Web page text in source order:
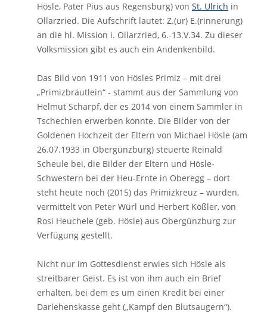
Hösle, Pater Pius aus Regensburg) von St. Ulrich in
Ollarzried. Die Aufschrift lautet: Z.(ur) E.(rinnerung)
an die hl. Mission i. Ollarzried, 6.-13.V.34. Zu dieser
Volksmission gibt es auch ein Andenkenbild.
Das Bild von 1911 von Hösles Primiz – mit drei
„Primizbräutlein“ - stammt aus der Sammlung von
Helmut Scharpf, der es 2014 von einem Sammler in
Tschechien erwerben konnte. Die Bilder von der
Goldenen Hochzeit der Eltern von Michael Hösle (am
26.07.1933 in Obergünzburg) steuerte Reinald
Scheule bei, die Bilder der Eltern und Hösle-
Schwestern bei der Heu-Ernte in Oberegg – dort
steht heute noch (2015) das Primizkreuz – wurden,
vermittelt von Peter Würl und Herbert Kößler, von
Rosi Heuchele (geb. Hösle) aus Obergünzburg zur
Verfügung gestellt.
Nicht nur im Gottesdienst erwies sich Hösle als
streitbarer Geist. Es ist von ihm auch ein Brief
erhalten, bei dem es um einen Kredit bei einer
Darlehenskasse geht („Kampf den Blutsaugern“).